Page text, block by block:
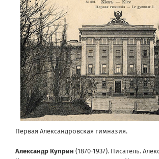
Первая Александровская гимназия.
Александр Куприн (1870-1937). Писатель.